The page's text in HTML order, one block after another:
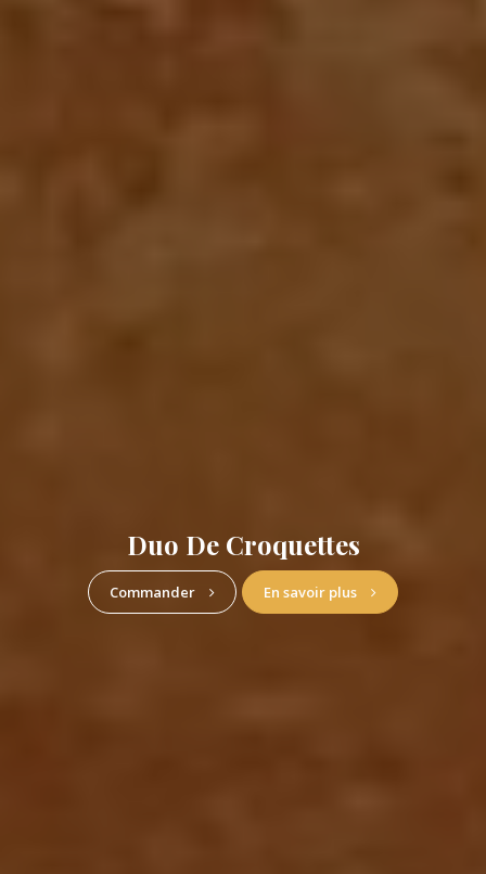
Restaurant Familial
Commander En savoir plus